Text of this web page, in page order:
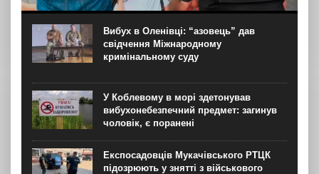
У Житомирській області викрили організатора схеми
незаконного переправлення чоловіків призовного віку
через державний кордон України. Як повідомили
“Новинарні” в пресслужбі Спеціалізованої прокуратури у
сфері оборони Центрального регіону, ним виявився...
Вибух в Оленівці: “азовець” дав
свідчення Міжнародному
кримінальному суду
У Коблевому в морі здетонував
вибухонебезпечний предмет: загинув
чоловік, є поранені
Експосадовців Мукачівського РТЦК
підозрюють у знятті з військового